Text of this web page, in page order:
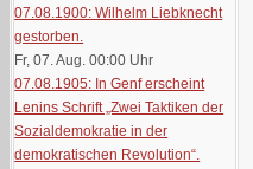
07.08.1900: Wilhelm Liebknecht
gestorben.
Fr, 07. Aug. 00:00 Uhr
07.08.1905: In Genf erscheint
Lenins Schrift „Zwei Taktiken der
Sozialdemokratie in der
demokratischen Revolution“.